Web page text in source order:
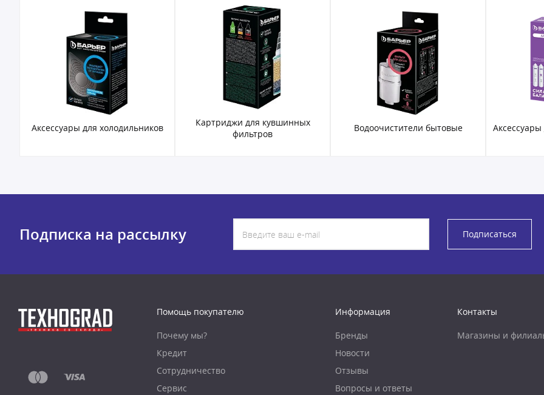
фильтров
Водоочистители бытовые Аксессуары для водоочистителей
Подписка на рассылку Подписаться
Помощь покупателю
Почему мы?
Кредит
Сотрудничество
Сервис
Информация
Бренды
Новости
Отзывы
Вопросы и ответы
Контакты
Магазины и